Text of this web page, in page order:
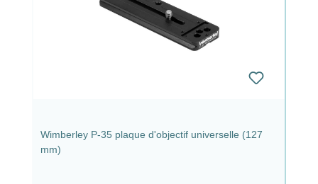
Wimberley P-35 plaque d'objectif universelle (127
mm)